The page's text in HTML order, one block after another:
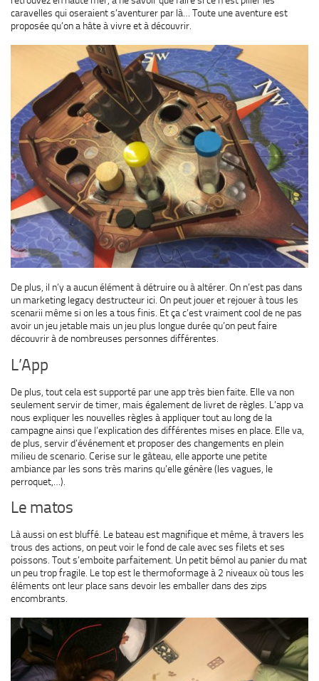
caravelles qui oseraient s’aventurer par là… Toute une aventure est
proposée qu’on a hâte à vivre et à découvrir.
De plus, il n’y a aucun élément à détruire ou à altérer. On n’est pas dans
un marketing legacy destructeur ici. On peut jouer et rejouer à tous les
scenarii même si on les a tous finis. Et ça c’est vraiment cool de ne pas
avoir un jeu jetable mais un jeu plus longue durée qu’on peut faire
découvrir à de nombreuses personnes différentes.
L’App
De plus, tout cela est supporté par une app très bien faite. Elle va non
seulement servir de timer, mais également de livret de règles. L’app va
nous expliquer les nouvelles règles à appliquer tout au long de la
campagne ainsi que l’explication des différentes mises en place. Elle va,
de plus, servir d’événement et proposer des changements en plein
milieu de scenario. Cerise sur le gâteau, elle apporte une petite
ambiance par les sons très marins qu’elle génère (les vagues, le
perroquet,…).
Le matos
Là aussi on est bluffé. Le bateau est magnifique et même, à travers les
trous des actions, on peut voir le fond de cale avec ses filets et ses
poissons. Tout s’emboite parfaitement. Un petit bémol au panier du mat
un peu trop fragile. Le top est le thermoformage à 2 niveaux où tous les
éléments ont leur place sans devoir les emballer dans des zips
encombrants.